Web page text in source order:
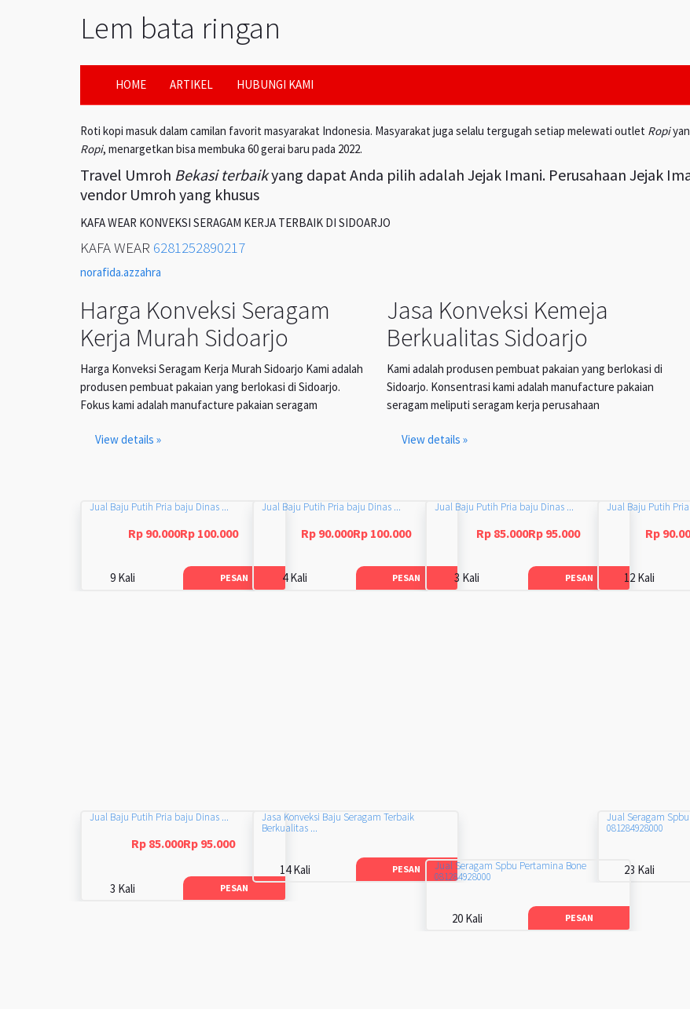
Lem bata ringan
HOME ARTIKEL HUBUNGI KAMI
Roti kopi masuk dalam camilan favorit masyarakat Indonesia. Masyarakat juga selalu tergugah setiap melewati outlet Ropi
Ropi, menargetkan bisa membuka 60 gerai baru pada 2022.
Travel Umroh Bekasi terbaikyang dapat Anda pilih adalah Jejak Imani. Perusahaan Jejak
vendor Umroh yang khusus
KAFA WEAR KONVEKSI SERAGAM KERJA TERBAIK DI SIDOARJO
KAFA WEAR 6281252890217
norafida.azzahra
Harga Konveksi Seragam
Kerja Murah Sidoarjo
Harga Konveksi Seragam Kerja Murah Sidoarjo Kami adalah
produsen pembuat pakaian yang berlokasi di Sidoarjo.
Fokus kami adalah manufacture pakaian seragam
View details »
Jasa Konveksi Kemeja
Berkualitas Sidoarjo
Kami adalah produsen pembuat pakaian yang berlokasi di
Sidoarjo. Konsentrasi kami adalah manufacture pakaian
seragam meliputi seragam kerja perusahaan
View details »
Jual Baju Putih Pria baju Dinas ...
Rp 90.000Rp 100.000
9 Kali PESAN
Jual Baju Putih Pria baju Dinas ...
Rp 90.000Rp 100.000
4 Kali PESAN
Jual Baju Putih Pria baju Dinas ...
Rp 85.000Rp 95.000
3 Kali PESAN
Jual Baju Putih
Rp
12 Kali
Jual Baju Putih Pria baju Dinas ...
Rp 85.000Rp 95.000
3 Kali PESAN
Jasa Konveksi Baju Seragam Terbaik
Berkualitas ...
14 Kali PESAN
Jual Seragam
081284928000
23 Kali
Jual Seragam Spbu Pertamina Bone
081284928000
20 Kali PESAN